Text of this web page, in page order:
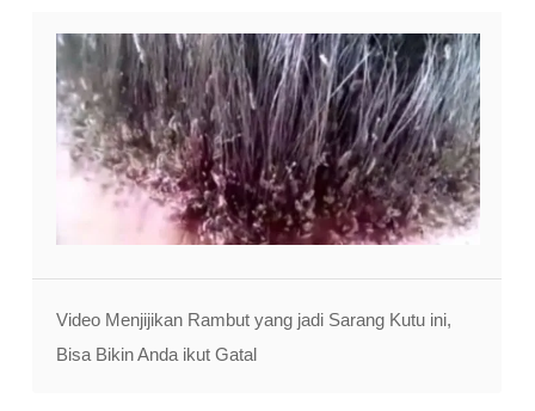
Video Menjijikan Rambut yang jadi Sarang Kutu ini,
Bisa Bikin Anda ikut Gatal